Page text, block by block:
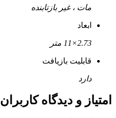
مات ، غیر بازتابنده
ابعاد
2.73×11 متر
قابلیت بازیافت
دارد
امتیاز و دیدگاه کاربران